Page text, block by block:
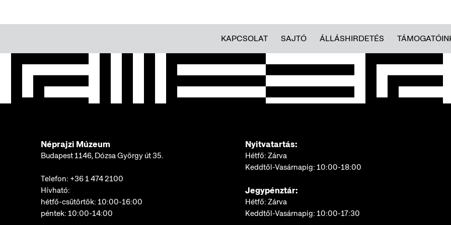
KAPCSOLAT SAJTÓ ÁLLÁSHIRDETÉS
Néprajzi Múzeum
Budapest 1146, Dózsa György út 35.
Telefon: +36 1 474 2100
Hívható:
hétfő-csütörtök: 10:00-16:00
péntek: 10:00-14:00
Nyitvatartás:
Hétfő: Zárva
Keddtől-Vasárnapig: 10:00-18:00
Jegypénztár:
Hétfő: Zárva
Keddtől-Vasárnapig: 10:00-17:30